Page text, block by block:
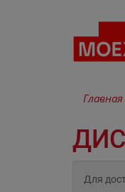
Главная
Для